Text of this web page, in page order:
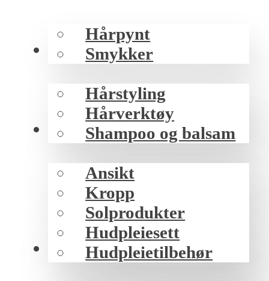
Hårpynt
Smykker
Hår
Hårstyling
Hårverktøy
Shampoo og balsam
Hud
Ansikt
Kropp
Solprodukter
Hudpleiesett
Hudpleietilbehør
Sminke